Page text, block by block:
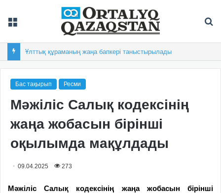
Ұлттық құраманың жаңа бапкері таныстырылады
Бас тақырып Ресми
Мәжіліс Салық кодексінің
жаңа жобасын бірінші
оқылымда мақұлдады
09.04.2025 273
Мәжіліс Салық кодексінің жаңа жобасын бірінші